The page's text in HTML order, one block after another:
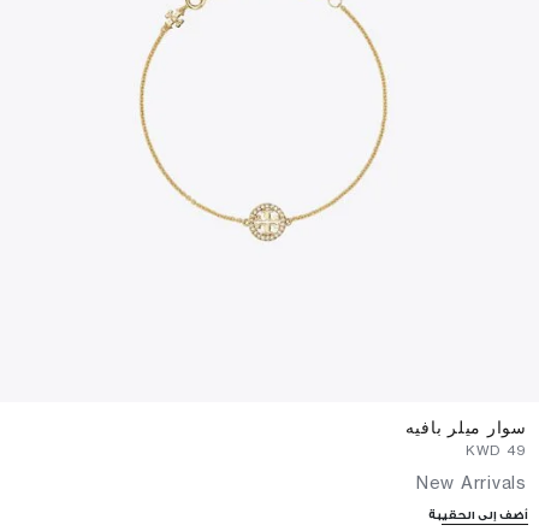
سوار ميلر بافيه
New Arrivals
أضف إلى الحقيبة